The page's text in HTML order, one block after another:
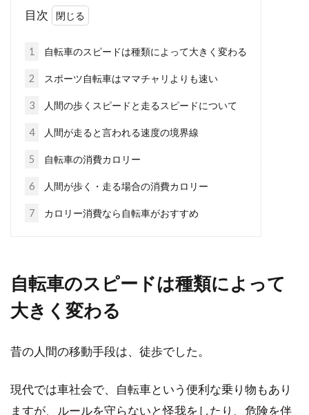
「ちょっとマニアック」、その基準というかボ
ーダーラインがいったいどのあたりからなのか
サドルとお尻の痛みの関係！痛くな
いロードバイクの乗り方
ロードバイクにおいて、長時間、長距離を乗っ
ているとお尻が痛くなるという悩みを持ってい
る方は多いか...
カスタマイズしよう！
クロスバイクはマウンテンバイクやロードバイ
良いとこ取りした...
スプロケットの交換ってどうやる
目次
1 自転車のスピードは種類によって大きく変わる
2 スポーツ自転車はママチャリよりも速い
3 人間の歩くスピードと走るスピードについて
4 人間が走ると言われる速度の境界線
5 自転車の消費カロリー
6 人間が歩く・走る場合の消費カロリー
7 カロリー消費なら自転車がおすすめ
自転車のスピードは種類によって
大きく変わる
昔の人間の移動手段は、徒歩でした。
現代では車社会で、自転車という便利な乗り物もあり
ますが、ルールを守らないと怪我をしたり、危険を伴